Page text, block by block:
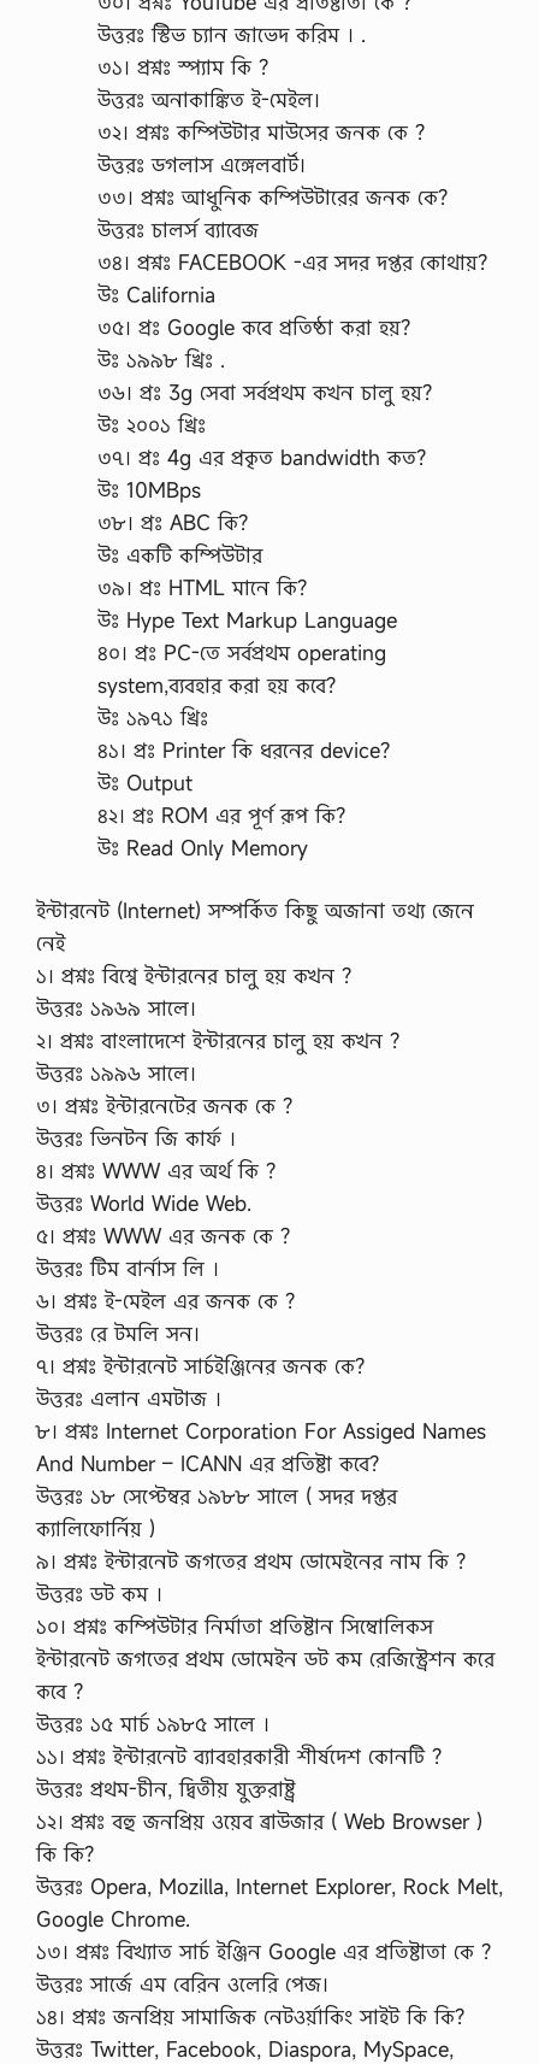
উত্তরঃ স্টিভ চ্যান জাভেদ করিম । .
৩১। প্রশ্নঃ স্প্যাম কি ?
উত্তরঃ অনাকাঙ্কিত ই-মেইল।
৩২। প্রশ্নঃ কম্পিউটার মাউসের জনক কে ?
উত্তরঃ ডগলাস এঙ্গেলবার্ট।
৩৩। প্রশ্নঃ আধুনিক কম্পিউটারের জনক কে?
উত্তরঃ চালর্স ব্যাবেজ
৩৪। প্রশ্নঃ FACEBOOK -এর সদর দপ্তর কোথায়?
উঃ California
৩৫। প্রঃ Google কবে প্রতিষ্ঠা করা হয়?
উঃ ১৯৯৮ খ্রিঃ .
৩৬। প্রঃ 3g সেবা সর্বপ্রথম কখন চালু হয়?
উঃ ২০০১ খ্রিঃ
৩৭। প্রঃ 4g এর প্রকৃত bandwidth কত?
উঃ 10MBps
৩৮। প্রঃ ABC কি?
উঃ একটি কম্পিউটার
৩৯। প্রঃ HTML মানে কি?
উঃ Hype Text Markup Language
৪০। প্রঃ PC-তে সর্বপ্রথম operating
system,ব্যবহার করা হয় কবে?
উঃ ১৯৭১ খ্রিঃ
৪১। প্রঃ Printer কি ধরনের device?
উঃ Output
৪২। প্রঃ ROM এর পূর্ণ রূপ কি?
উঃ Read Only Memory
ইন্টারনেট (Internet) সম্পর্কিত কিছু অজানা তথ্য জেনে
নেই
১। প্রশ্নঃ বিশ্বে ইন্টারনের চালু হয় কখন ?
উত্তরঃ ১৯৬৯ সালে।
২। প্রশ্নঃ বাংলাদেশে ইন্টারনের চালু হয় কখন ?
উত্তরঃ ১৯৯৬ সালে।
৩। প্রশ্নঃ ইন্টারনেটের জনক কে ?
উত্তরঃ ভিনটন জি কার্ফ ।
৪। প্রশ্নঃ WWW এর অর্থ কি ?
উত্তরঃ World Wide Web.
৫। প্রশ্নঃ WWW এর জনক কে ?
উত্তরঃ টিম বার্নাস লি ।
৬। প্রশ্নঃ ই-মেইল এর জনক কে ?
উত্তরঃ রে টমলি সন।
৭। প্রশ্নঃ ইন্টারনেট সার্চইঞ্জিনের জনক কে?
উত্তরঃ এলান এমটাজ ।
৮। প্রশ্নঃ Internet Corporation For Assiged Names
And Number – ICANN এর প্রতিষ্টা কবে?
উত্তরঃ ১৮ সেপ্টেম্বর ১৯৮৮ সালে ( সদর দপ্তর
ক্যালিফোর্নিয় )
৯। প্রশ্নঃ ইন্টারনেট জগতের প্রথম ডোমেইনের নাম কি ?
উত্তরঃ ডট কম ।
১০। প্রশ্নঃ কম্পিউটার নির্মাতা প্রতিষ্টান সিম্বোলিকস
ইন্টারনেট জগতের প্রথম ডোমেইন ডট কম রেজিস্ট্রেশন করে
কবে ?
উত্তরঃ ১৫ মার্চ ১৯৮৫ সালে ।
১১। প্রশ্নঃ ইন্টারনেট ব্যাবহারকারী শীর্ষদেশ কোনটি ?
উত্তরঃ প্রথম-চীন, দ্বিতীয় যুক্তরাষ্ট্র
১২। প্রশ্নঃ বহু জনপ্রিয় ওয়েব ব্রাউজার ( Web Browser )
কি কি?
উত্তরঃ Opera, Mozilla, Internet Explorer, Rock Melt,
Google Chrome.
১৩। প্রশ্নঃ বিখ্যাত সার্চ ইঞ্জিন Google এর প্রতিষ্টাতা কে ?
উত্তরঃ সার্জে এম বেরিন ওলেরি পেজ।
১৪। প্রশ্নঃ জনপ্রিয় সামাজিক নেটওর্য়াকিং সাইট কি কি?
উত্তরঃ Twitter, Facebook, Diaspora, MySpace,